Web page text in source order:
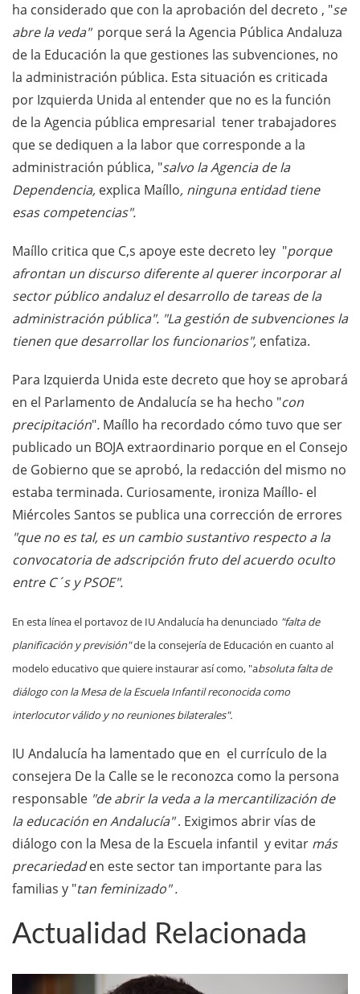
ha considerado que con la aprobación del decreto , "se
abre la veda" porque será la Agencia Pública Andaluza
de la Educación la que gestiones las subvenciones, no
la administración pública. Esta situación es criticada
por Izquierda Unida al entender que no es la función
de la Agencia pública empresarial tener trabajadores
que se dediquen a la labor que corresponde a la
administración pública, "salvo la Agencia de la
Dependencia, explica Maíllo, ninguna entidad tiene
esas competencias".
Maíllo critica que C,s apoye este decreto ley "porque
afrontan un discurso diferente al querer incorporar al
sector público andaluz el desarrollo de tareas de la
administración pública". "La gestión de subvenciones la
tienen que desarrollar los funcionarios", enfatiza.
Para Izquierda Unida este decreto que hoy se aprobará
en el Parlamento de Andalucía se ha hecho "con
precipitación". Maíllo ha recordado cómo tuvo que ser
publicado un BOJA extraordinario porque en el Consejo
de Gobierno que se aprobó, la redacción del mismo no
estaba terminada. Curiosamente, ironiza Maíllo- el
Miércoles Santos se publica una corrección de errores
"que no es tal, es un cambio sustantivo respecto a la
convocatoria de adscripción fruto del acuerdo oculto
entre C´s y PSOE".
En esta línea el portavoz de IU Andalucía ha denunciado "falta de
planificación y previsión"de la consejería de Educación en cuanto al
modelo educativo que quiere instaurar así como, "absoluta falta de
diálogo con la Mesa de la Escuela Infantil reconocida como
interlocutor válido y no reuniones bilaterales".
IU Andalucía ha lamentado que en el currículo de la
consejera De la Calle se le reconozca como la persona
responsable "de abrir la veda a la mercantilización de
la educación en Andalucía". Exigimos abrir vías de
diálogo con la Mesa de la Escuela infantil y evitar más
precariedaden este sector tan importante para las
familias y "tan feminizado" .
Actualidad Relacionada